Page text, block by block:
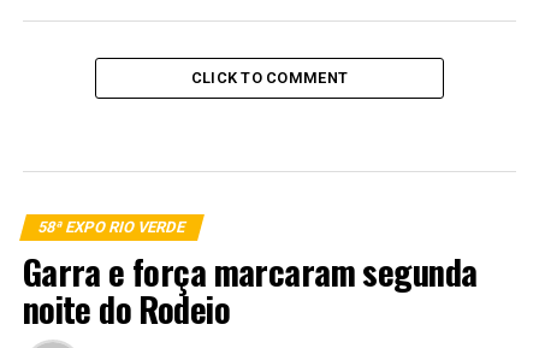
CLICK TO COMMENT
58ª EXPO RIO VERDE
Garra e força marcaram segunda
noite do Rodeio